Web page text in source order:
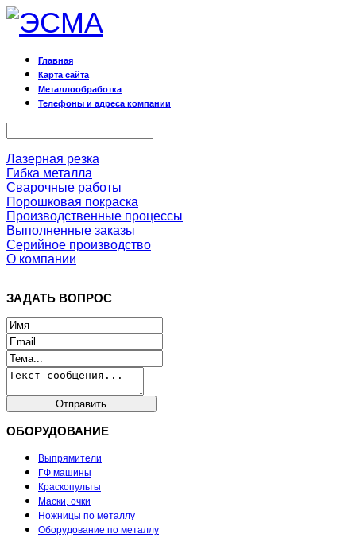
Главная
Карта сайта
Металлообработка
Телефоны и адреса компании
Лазерная резка
Гибка металла
Сварочные работы
Порошковая покраска
Производственные процессы
Выполненные заказы
Серийное производство
О компании
ЗАДАТЬ ВОПРОС
ОБОРУДОВАНИЕ
Выпрямители
ГФ машины
Краскопульты
Маски, очки
Ножницы по металлу
Оборудование по металлу